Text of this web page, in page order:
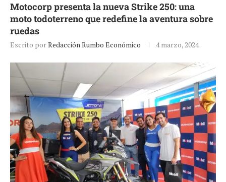
Motocorp presenta la nueva Strike 250: una
moto todoterreno que redefine la aventura sobre
ruedas
Escrito porRedacción Rumbo Económico 4 marzo, 2024